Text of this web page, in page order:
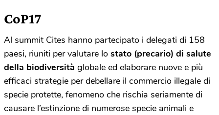
CoP17
Al summit Cites hanno partecipato i delegati di 158
paesi, riuniti per valutare lo stato (precario) di salute
della biodiversità globale ed elaborare nuove e più
efficaci strategie per debellare il commercio illegale di
specie protette, fenomeno che rischia seriamente di
causare l’estinzione di numerose specie animali e